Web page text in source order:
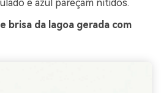
e azul pareçam nítidos.
brisa da lagoa gerada com